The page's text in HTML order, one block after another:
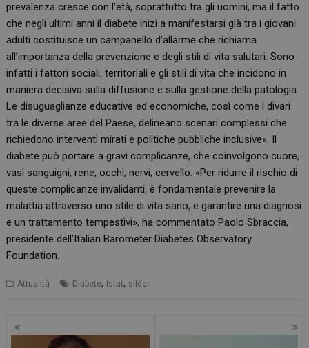
prevalenza cresce con l’età, soprattutto tra gli uomini, ma il fatto
che negli ultimi anni il diabete inizi a manifestarsi già tra i giovani
adulti costituisce un campanello d’allarme che richiama
all’importanza della prevenzione e degli stili di vita salutari. Sono
infatti i fattori sociali, territoriali e gli stili di vita che incidono in
maniera decisiva sulla diffusione e sulla gestione della patologia.
Le disuguaglianze educative ed economiche, così come i divari
tra le diverse aree del Paese, delineano scenari complessi che
richiedono interventi mirati e politiche pubbliche inclusive». Il
diabete può portare a gravi complicanze, che coinvolgono cuore,
vasi sanguigni, rene, occhi, nervi, cervello. «Per ridurre il rischio di
queste complicanze invalidanti, è fondamentale prevenire la
malattia attraverso uno stile di vita sano, e garantire una diagnosi
e un trattamento tempestivi», ha commentato Paolo Sbraccia,
presidente dell’Italian Barometer Diabetes Observatory
Foundation.
Attualità Diabete, Istat, slider
Navigazione
articoli